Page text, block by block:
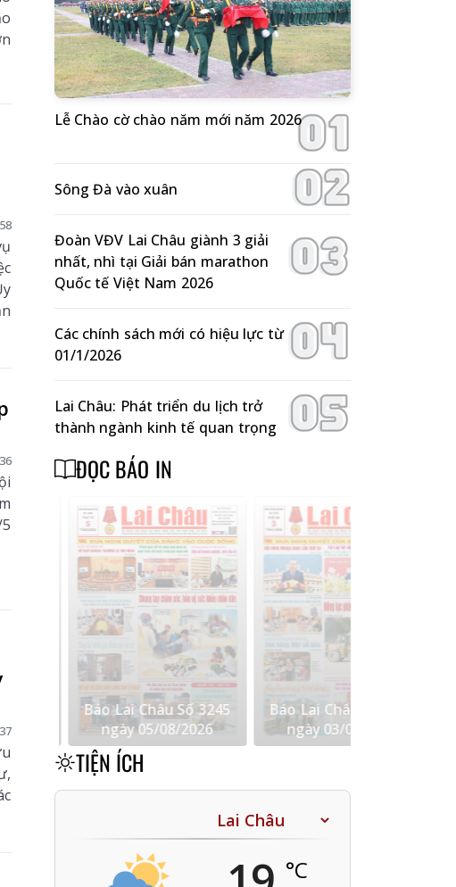
Lễ Chào cờ chào năm mới năm 2026
Sông Đà vào xuân
Đoàn VĐV Lai Châu giành 3 giải
nhất, nhì tại Giải bán marathon
Quốc tế Việt Nam 2026
Các chính sách mới có hiệu lực từ
01/1/2026
Lai Châu: Phát triển du lịch trở
thành ngành kinh tế quan trọng
ĐỌC BÁO IN
Châu Số 3245
08/2026
Báo Lai Châu Số 3244
ngày 03/08/2026
Báo Lai Châu Số 566
TIỆN ÍCH
°C